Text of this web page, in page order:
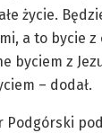
życie.
a to bycie z
byciem z
– dodał.
Podgórski